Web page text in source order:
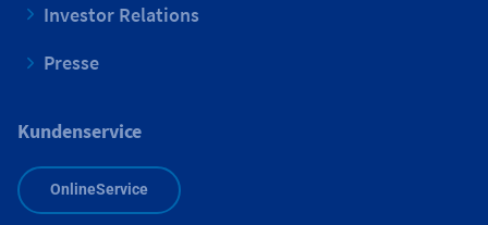
Investor Relations
Presse
Kundenservice
OnlineService